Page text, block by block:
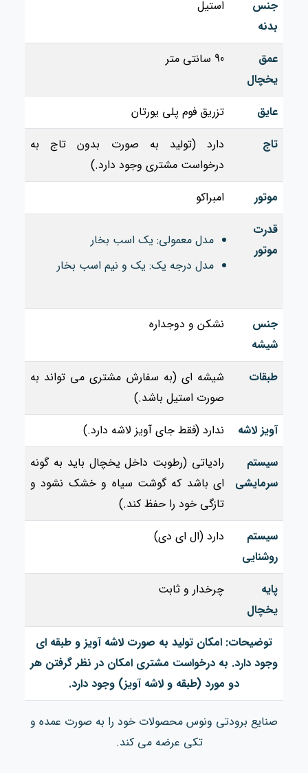
جنس
بدنه
استیل
عمق
یخچال
90 سانتی متر
عایق
تزریق فوم پلی یورتان
تاج
دارد (تولید به صورت بدون تاج به
درخواست مشتری وجود دارد.)
موتور
امبراکو
قدرت
موتور
مدل معمولی: یک اسب بخار
مدل درجه یک: یک و نیم اسب بخار
جنس
شیشه
نشکن و دوجداره
طبقات
شیشه ای (به سفارش مشتری می تواند به
صورت استیل باشد.)
آویز لاشه
ندارد (فقط جای آویز لاشه دارد.)
سیستم
سرمایشی
رادیاتی (رطوبت داخل یخچال باید به گونه
ای باشد که گوشت سیاه و خشک نشود و
تازگی خود را حفظ کند.)
سیستم
روشنایی
دارد (ال ای دی)
پایه
یخچال
چرخدار و ثابت
توضیحات: امکان تولید به صورت لاشه آویز و طبقه ای
وجود دارد. به درخواست مشتری امکان در نظر گرفتن هر
دو مورد (طبقه و لاشه آویز) وجود دارد.
صنایع برودتی ونوس محصولات خود را به صورت عمده و
تکی عرضه می کند.